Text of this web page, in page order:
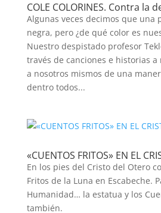
COLE COLORINES. Contra la
Algunas veces decimos que una
negra, pero ¿de qué color es
Nuestro despistado profesor
través de canciones e historias
a nosotros mismos de una
dentro todos...
«CUENTOS FRITOS» EN EL
En los pies del Cristo del Otero
Fritos de la Luna en Escabeche.
Humanidad… la estatua y los
también.